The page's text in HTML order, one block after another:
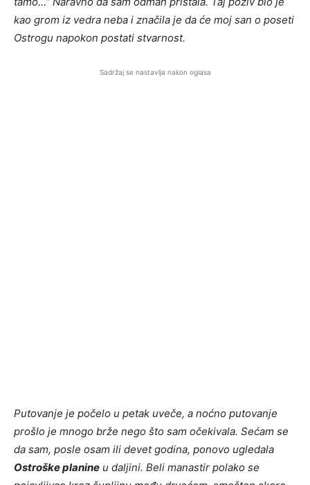
kao grom iz vedra neba i značila je da će moj san o poseti
Ostrogu napokon postati stvarnost.
Sadržaj se nastavlja nakon oglasa
Putovanje je počelo u petak uveče, a noćno putovanje
prošlo je mnogo brže nego što sam očekivala. Sećam se
da sam, posle osam ili devet godina, ponovo ugledala
Ostroške planine u daljini. Beli manastir polako se